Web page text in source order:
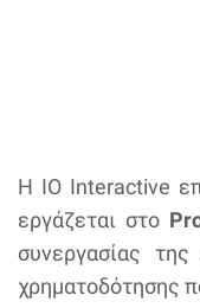
Η IO Interactive
εργάζεται στο
συνεργασίας
χρηματοδότησης